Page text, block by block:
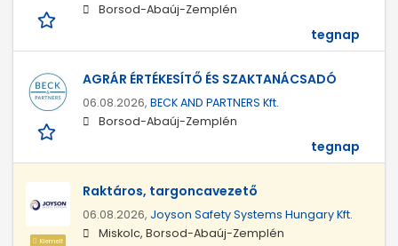
Borsod-Abaúj-Zemplén
tegnap
AGRÁR ÉRTÉKESÍTŐ ÉS SZAKTANÁCSADÓ
06.08.2026, BECK AND PARTNERS Kft.
Borsod-Abaúj-Zemplén
tegnap
Kiemelt
Raktáros, targoncavezető
06.08.2026, Joyson Safety Systems Hungary Kft.
Miskolc, Borsod-Abaúj-Zemplén